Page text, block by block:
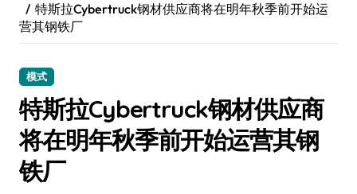
特斯拉Cybertruck钢材供应商将在明年秋季前开始运
营其钢铁厂
模式
特斯拉Cybertruck钢材供应商
将在明年秋季前开始运营其钢
铁厂